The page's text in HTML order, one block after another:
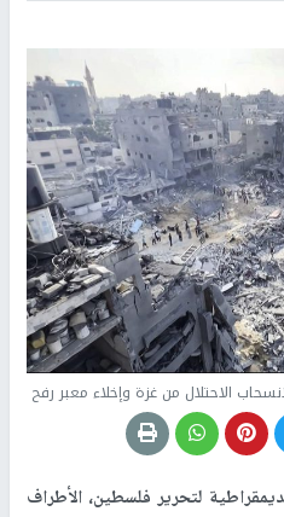
الاحتلال من غزة وإخلاء معبر رفح
لتحرير فلسطين، الأطراف